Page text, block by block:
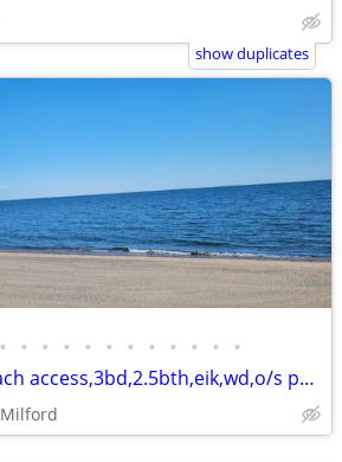
show duplicates
• • • • • • • • • • • •
Milford ,private beach access,3bd,2.5bth,eik,wd,o/s park,
Milford